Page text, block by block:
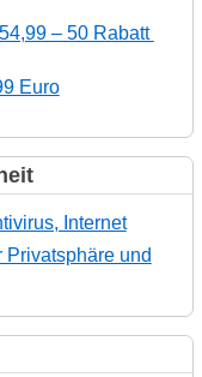
– 50 Rabatt
Euro
Internet
Privatsphäre und